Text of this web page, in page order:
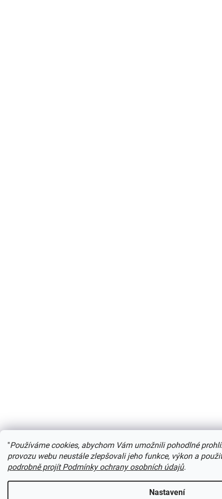
"Používáme cookies, abychom Vám umožnili pohodlné
provozu webu neustále zlepšovali jeho funkce, výkon a
podrobně projít Podmínky ochrany osobních údajů.
Nastavení